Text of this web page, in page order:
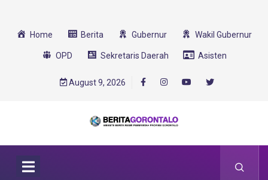
Home Berita Gubernur Wakil Gubernur
OPD Sekretaris Daerah Asisten
August 9, 2026